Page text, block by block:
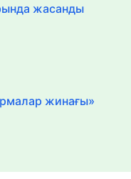
жасанды
жинағы»